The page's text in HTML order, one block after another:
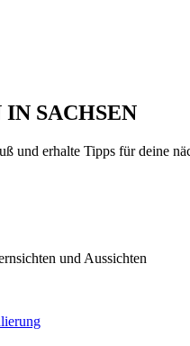
SACHSEN
und erhalte Tipps für deine
und Aussichten